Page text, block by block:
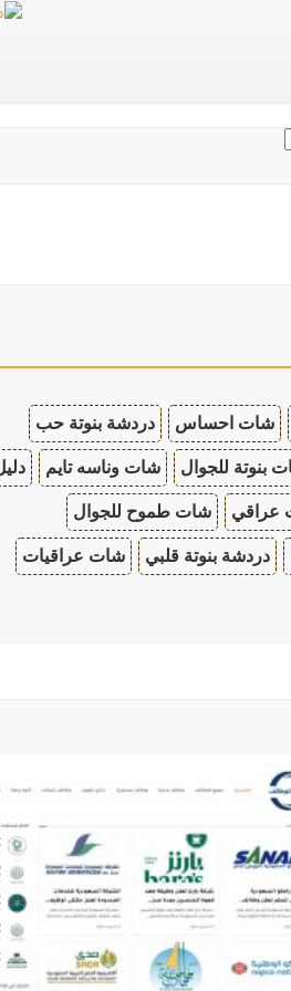
شات احساس دردشة بنوتة حب
بنوتة للجوال شات وناسه تايم
عراقي شات طموح للجوال
دردشة بنوتة قلبي شات عراقيات